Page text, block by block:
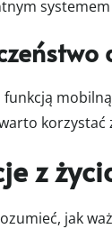
korzystać
z
jak